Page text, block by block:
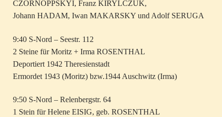
CZORNOPPSKYI, Franz KIRYLCZUK,
Johann HADAM, Iwan MAKARSKY und Adolf SERUGA
9:40 S-Nord – Seestr. 112
2 Steine für Moritz + Irma ROSENTHAL
Deportiert 1942 Theresienstadt
Ermordet 1943 (Moritz) bzw.1944 Auschwitz (Irma)
9:50 S-Nord – Relenbergstr. 64
1 Stein für Helene EISIG, geb. ROSENTHAL